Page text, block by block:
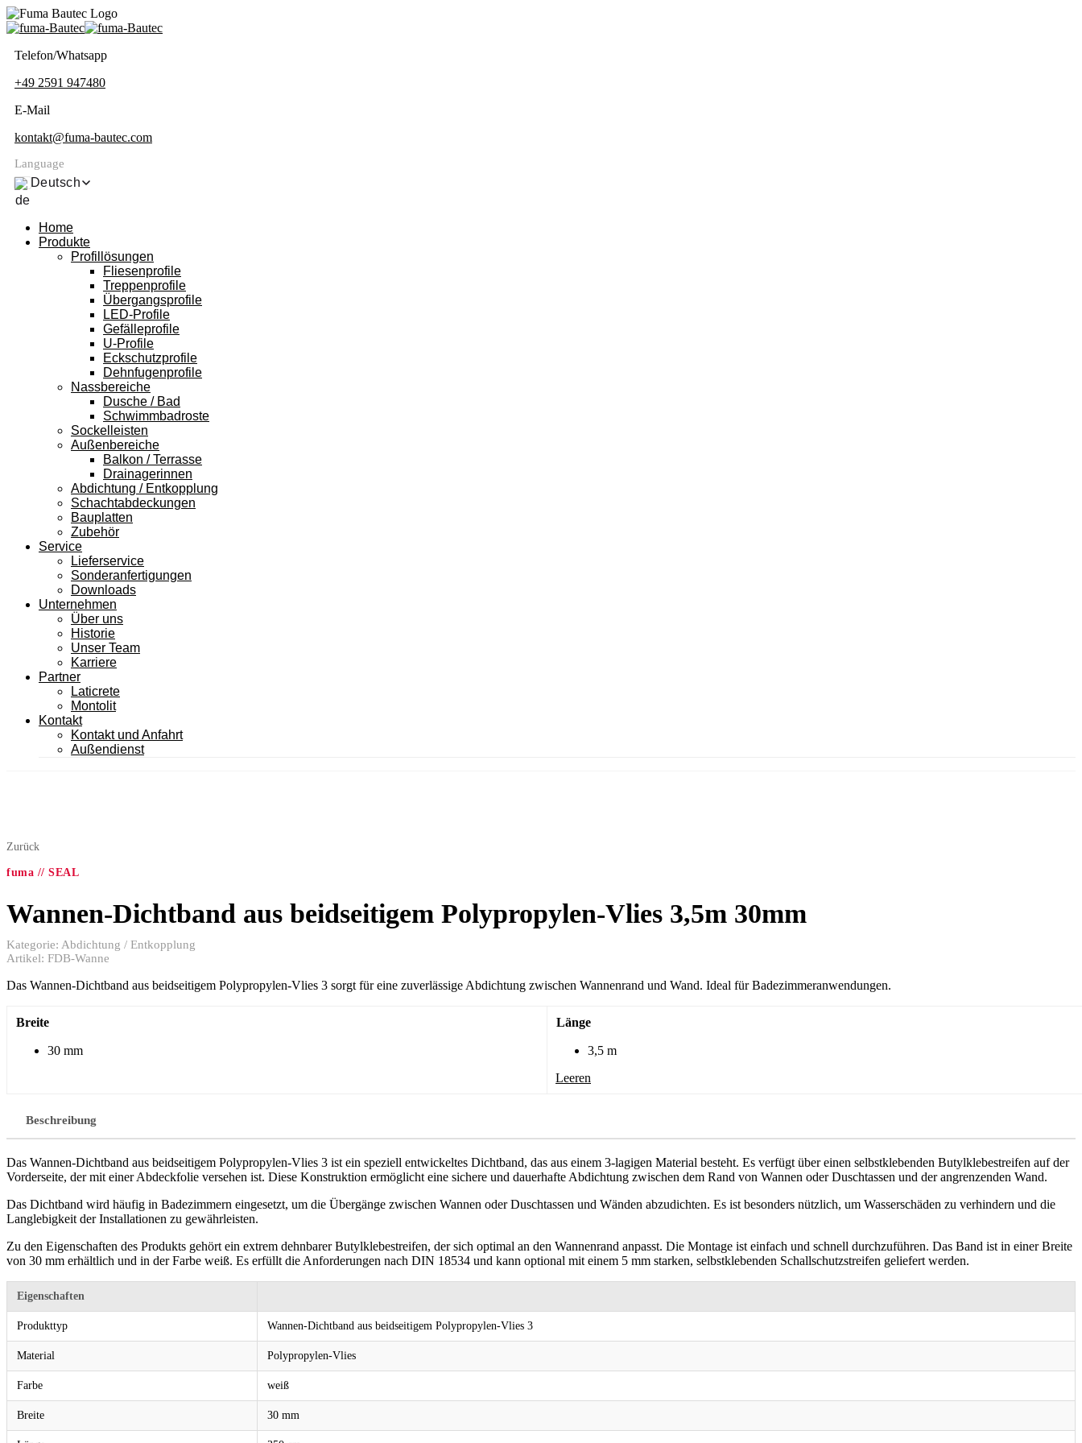
Telefon/Whatsapp
+49 2591 947480
E-Mail
kontakt@fuma-bautec.com
Language
Deutsch
Home
Produkte
Profillösungen
Fliesenprofile
Treppenprofile
Übergangsprofile
LED-Profile
Gefälleprofile
U-Profile
Eckschutzprofile
Dehnfugenprofile
Nassbereiche
Dusche / Bad
Schwimmbadroste
Sockelleisten
Außenbereiche
Balkon / Terrasse
Drainagerinnen
Abdichtung / Entkopplung
Schachtabdeckungen
Bauplatten
Zubehör
Service
Lieferservice
Sonderanfertigungen
Downloads
Unternehmen
Über uns
Historie
Unser Team
Karriere
Partner
Laticrete
Montolit
Kontakt
Kontakt und Anfahrt
Außendienst
Zurück
fuma // SEAL
Wannen-Dichtband aus beidseitigem Polypropylen-Vlies 3,5m 30mm
Kategorie: Abdichtung / Entkopplung
Artikel: FDB-Wanne
Das Wannen-Dichtband aus beidseitigem Polypropylen-Vlies 3 sorgt für eine zuverlässige Abdichtung zwischen Wannenrand und Wand. Ideal für Badezimmeranwendungen.
Breite
30 mm
Länge
3,5 m
Leeren
Beschreibung
Das Wannen-Dichtband aus beidseitigem Polypropylen-Vlies 3 ist ein speziell entwickeltes Dichtband, das aus einem 3-lagigen Material besteht. Es verfügt über einen selbstklebenden Butylklebestreifen auf der
Vorderseite, der mit einer Abdeckfolie versehen ist. Diese Konstruktion ermöglicht eine sichere und dauerhafte Abdichtung zwischen dem Rand von Wannen oder Duschtassen und der angrenzenden Wand.
Das Dichtband wird häufig in Badezimmern eingesetzt, um die Übergänge zwischen Wannen oder Duschtassen und Wänden abzudichten. Es ist besonders nützlich, um Wasserschäden zu verhindern und die
Langlebigkeit der Installationen zu gewährleisten.
Zu den Eigenschaften des Produkts gehört ein extrem dehnbarer Butylklebestreifen, der sich optimal an den Wannenrand anpasst. Die Montage ist einfach und schnell durchzuführen. Das Band ist in einer Breite
von 30 mm erhältlich und in der Farbe weiß. Es erfüllt die Anforderungen nach DIN 18534 und kann optional mit einem 5 mm starken, selbstklebenden Schallschutzstreifen geliefert werden.
Eigenschaften
Produkttyp Wannen-Dichtband aus beidseitigem Polypropylen-Vlies 3
Material Polypropylen-Vlies
Farbe weiß
Breite 30 mm